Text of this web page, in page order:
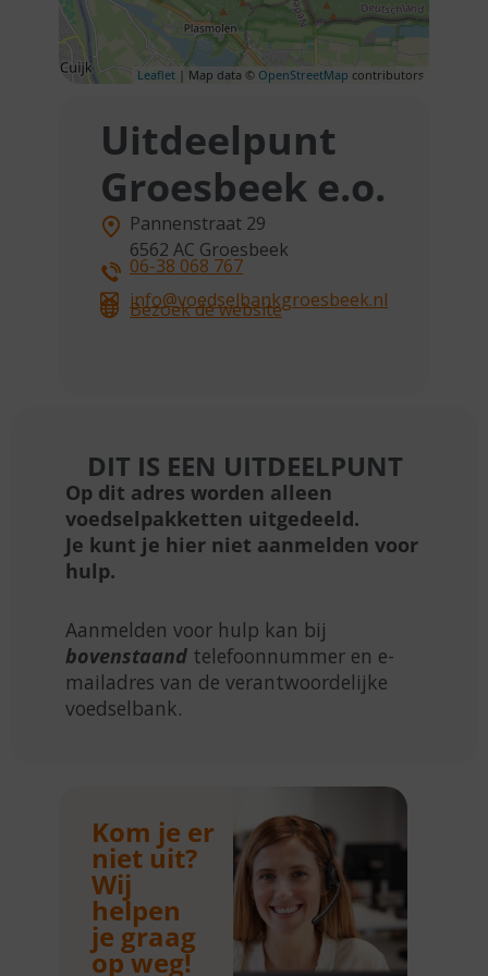
Leaflet | Map data © OpenStreetMap contributors
Uitdeelpunt
Groesbeek e.o.
Pannenstraat 29
6562 AC Groesbeek
06-38 068 767
info@voedselbankgroesbeek.nl
Bezoek de website
DIT IS EEN UITDEELPUNT
Op dit adres worden alleen
voedselpakketten uitgedeeld.
Je kunt je hier niet aanmelden voor
hulp.
Aanmelden voor hulp kan bij
bovenstaand telefoonnummer en e-
mailadres van de verantwoordelijke
voedselbank.
Kom je er
niet uit?
Wij
helpen
je graag
op weg!